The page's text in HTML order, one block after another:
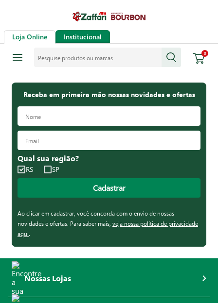
Loja Online Institucional
0
Receba em primeira mão nossas novidades e ofertas
Qual sua região?
RS SP
Cadastrar
Ao clicar em cadastrar, você concorda com o envio de nossas
novidades e ofertas. Para saber mais, veja nossa política de privacidade
aqui.
Nossas Lojas